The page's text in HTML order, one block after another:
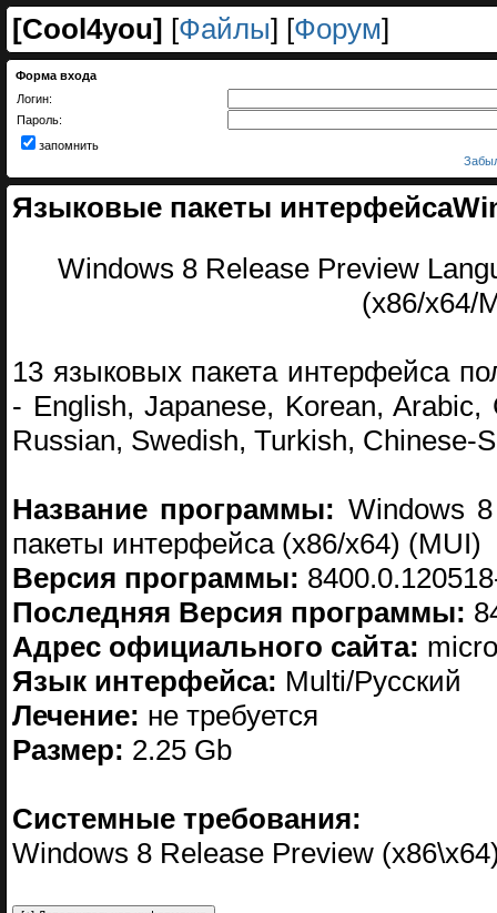
[Cool4you] [Файлы] [Форум]
Форма входа
Логин:
Пароль:
запомнить
Языковые пакеты
Windows 8 Release Preview
(x86/x64/
13 языковых пакета интерфейса
- English, Japanese, Korean,
Russian, Swedish, Turkish, Chinese-
Название программы: Windows
пакеты интерфейса (x86/x64) (MUI)
Версия программы:
Последняя Версия программы:
Адрес официального сайта:
Язык интерфейса: Multi/Русский
Лечение: не требуется
Размер: 2.25 Gb
Системные требования:
Windows 8 Release Preview